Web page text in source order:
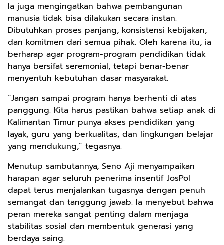
Ia juga mengingatkan bahwa pembangunan
manusia tidak bisa dilakukan secara instan.
Dibutuhkan proses panjang, konsistensi kebijakan,
dan komitmen dari semua pihak. Oleh karena itu, ia
berharap agar program-program pendidikan tidak
hanya bersifat seremonial, tetapi benar-benar
menyentuh kebutuhan dasar masyarakat.
“Jangan sampai program hanya berhenti di atas
panggung. Kita harus pastikan bahwa setiap anak di
Kalimantan Timur punya akses pendidikan yang
layak, guru yang berkualitas, dan lingkungan belajar
yang mendukung,” tegasnya.
Menutup sambutannya, Seno Aji menyampaikan
harapan agar seluruh penerima insentif JosPol
dapat terus menjalankan tugasnya dengan penuh
semangat dan tanggung jawab. Ia menyebut bahwa
peran mereka sangat penting dalam menjaga
stabilitas sosial dan membentuk generasi yang
berdaya saing.